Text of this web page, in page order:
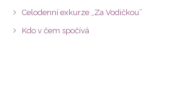
Celodenní exkurze „Za Vodičkou”
Kdo v čem spočívá